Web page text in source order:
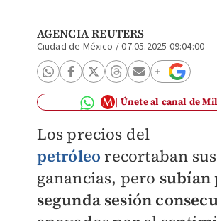
AGENCIA REUTERS
Ciudad de México /07.05.2025 09:04:00
Únete al canal de
Los precios del
petróleo recortaban sus
ganancias, pero subían
segunda sesión